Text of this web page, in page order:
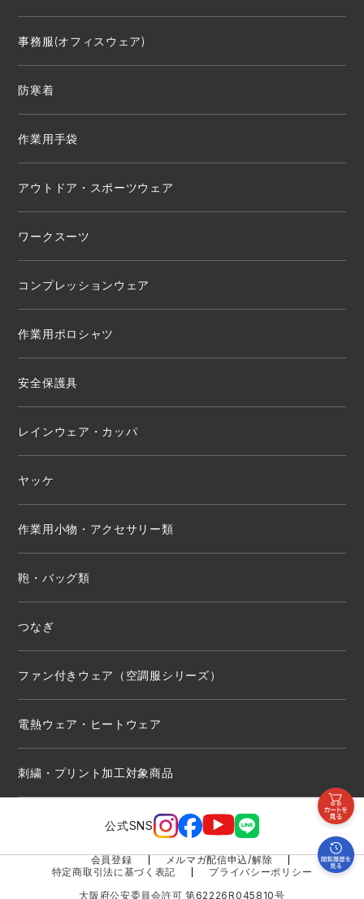
事務服(オフィスウェア)
防寒着
作業用手袋
アウトドア・スポーツウェア
ワークスーツ
コンプレッションウェア
作業用ポロシャツ
安全保護具
レインウェア・カッパ
ヤッケ
作業用小物・アクセサリー類
鞄・バッグ類
つなぎ
ファン付きウェア（空調服シリーズ）
電熱ウェア・ヒートウェア
刺繍・プリント加工対象商品
公式SNS
会員登録
メルマガ配信申込/解除
特定商取引法に基づく表記
プライバシーポリシー
大阪府公安委員会許可 第62226R045810号